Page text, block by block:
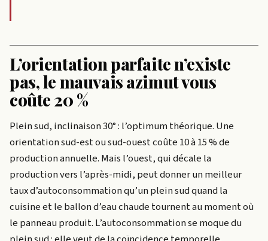
L’orientation parfaite n’existe
pas, le mauvais azimut vous
coûte 20 %
Plein sud, inclinaison 30° : l’optimum théorique. Une
orientation sud-est ou sud-ouest coûte 10 à 15 % de
production annuelle. Mais l’ouest, qui décale la
production vers l’après-midi, peut donner un meilleur
taux d’autoconsommation qu’un plein sud quand la
cuisine et le ballon d’eau chaude tournent au moment où
le panneau produit. L’autoconsommation se moque du